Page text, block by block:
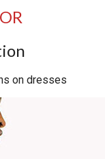
on dresses